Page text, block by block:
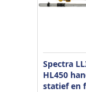
Spectra
HL450
statief en